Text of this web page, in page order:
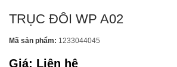
TRỤC ĐÔI WP A02
Mã sản phẩm: 1233044045
Giá: Liên hệ